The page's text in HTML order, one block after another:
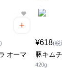
オーマ
¥618(税
豚キム
420g